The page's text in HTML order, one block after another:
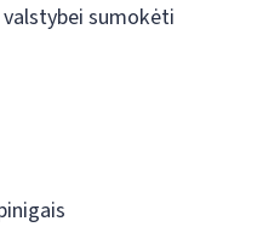
sumokėti